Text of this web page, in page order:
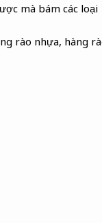
mà bám các loại
rào nhựa, hàng